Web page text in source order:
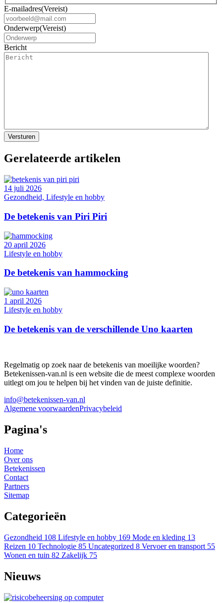
E-mailadres(Vereist)
Onderwerp(Vereist)
Bericht
Gerelateerde artikelen
14 juli 2026
Gezondheid, Lifestyle en hobby
De betekenis van Piri Piri
20 april 2026
Lifestyle en hobby
De betekenis van hammocking
1 april 2026
Lifestyle en hobby
De betekenis van de verschillende Uno kaarten
Regelmatig op zoek naar de betekenis van moeilijke woorden?
Betekenissen-van.nl is een website die de meest complexe woorden
uitlegt om jou te helpen bij het vinden van de juiste definitie.
info@betekenissen-van.nl
Algemene voorwaardenPrivacybeleid
Pagina's
Home
Over ons
Betekenissen
Contact
Partners
Sitemap
Categorieën
Gezondheid 108 Lifestyle en hobby 169 Mode en kleding 13
Reizen 10 Technologie 85 Uncategorized 8 Vervoer en transport 55
Wonen en tuin 82 Zakelijk 75
Nieuws